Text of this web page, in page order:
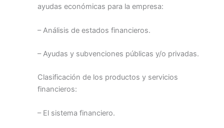
ayudas económicas para la empresa:
– Análisis de estados financieros.
– Ayudas y subvenciones públicas y/o privadas.
Clasificación de los productos y servicios
financieros:
– El sistema financiero.